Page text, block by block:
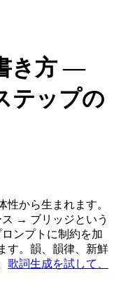
き方 —
テップの
から生まれます。
→ ブリッジという
ンプトに制約を加
す。韻、韻律、新鮮
歌詞生成を試して、